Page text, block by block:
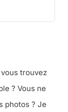
trouvez
? Vous ne
photos ? Je